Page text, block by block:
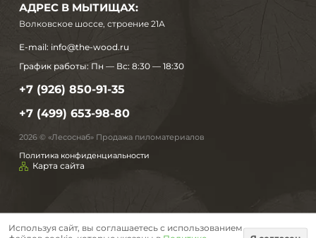
АДРЕС В МЫТИЩАХ:
Волковское шоссе, строение 21А
E-mail: info@the-wood.ru
График работы: Пн — Вс: 8:30 — 18:30
+7 (926) 850-91-35
+7 (499) 653-98-80
2026 © «Лесоснаб» Продажа пиломатериалов
Политика конфиденциальности
Карта сайта
Используя сайт, вы соглашаетесь с использованием